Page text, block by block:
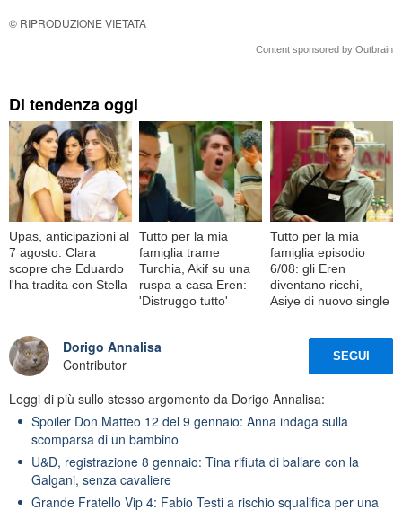
© RIPRODUZIONE VIETATA
Content sponsored by Outbrain
Di tendenza oggi
Upas, anticipazioni al
7 agosto: Clara
scopre che Eduardo
l'ha tradita con Stella
Tutto per la mia
famiglia trame
Turchia, Akif su una
ruspa a casa Eren:
'Distruggo tutto'
Tutto per la mia
famiglia episodio
6/08: gli Eren
diventano ricchi,
Asiye di nuovo single
Dorigo Annalisa
Contributor
SEGUI
Leggi di più sullo stesso argomento da Dorigo Annalisa:
Spoiler Don Matteo 12 del 9 gennaio: Anna indaga sulla
scomparsa di un bambino
U&D, registrazione 8 gennaio: Tina rifiuta di ballare con la
Galgani, senza cavaliere
Grande Fratello Vip 4: Fabio Testi a rischio squalifica per una